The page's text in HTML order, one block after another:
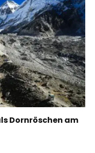
Dornröschen am